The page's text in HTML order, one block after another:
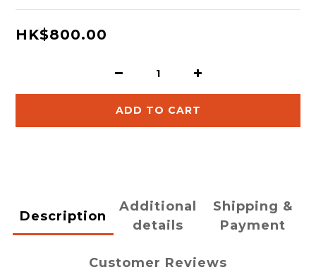
HK$800.00
ADD TO CART
Description
Additional
details
Shipping &
Payment
Customer Reviews